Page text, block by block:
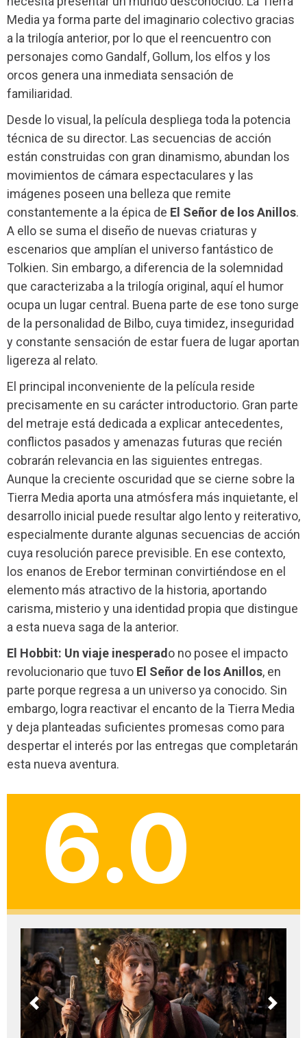
Media ya forma parte del imaginario colectivo gracias
a la trilogía anterior, por lo que el reencuentro con
personajes como Gandalf, Gollum, los elfos y los
orcos genera una inmediata sensación de
familiaridad.
Desde lo visual, la película despliega toda la potencia
técnica de su director. Las secuencias de acción
están construidas con gran dinamismo, abundan los
movimientos de cámara espectaculares y las
imágenes poseen una belleza que remite
constantemente a la épica de El Señor de los Anillos.
A ello se suma el diseño de nuevas criaturas y
escenarios que amplían el universo fantástico de
Tolkien. Sin embargo, a diferencia de la solemnidad
que caracterizaba a la trilogía original, aquí el humor
ocupa un lugar central. Buena parte de ese tono surge
de la personalidad de Bilbo, cuya timidez, inseguridad
y constante sensación de estar fuera de lugar aportan
ligereza al relato.
El principal inconveniente de la película reside
precisamente en su carácter introductorio. Gran parte
del metraje está dedicada a explicar antecedentes,
conflictos pasados y amenazas futuras que recién
cobrarán relevancia en las siguientes entregas.
Aunque la creciente oscuridad que se cierne sobre la
Tierra Media aporta una atmósfera más inquietante, el
desarrollo inicial puede resultar algo lento y reiterativo,
especialmente durante algunas secuencias de acción
cuya resolución parece previsible. En ese contexto,
los enanos de Erebor terminan convirtiéndose en el
elemento más atractivo de la historia, aportando
carisma, misterio y una identidad propia que distingue
a esta nueva saga de la anterior.
El Hobbit: Un viaje inesperado no posee el impacto
revolucionario que tuvo El Señor de los Anillos, en
parte porque regresa a un universo ya conocido. Sin
embargo, logra reactivar el encanto de la Tierra Media
y deja planteadas suficientes promesas como para
despertar el interés por las entregas que completarán
esta nueva aventura.
6.0
Previous Next